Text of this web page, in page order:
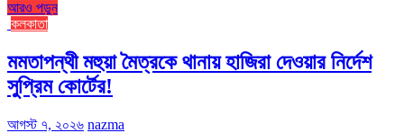
আরও পড়ুন
কলকাতা
মমতাপন্থী মহুয়া মৈত্রকে থানায় হাজিরা দেওয়ার নির্দেশ
সুপ্রিম কোর্টের!
আগস্ট ৭, ২০২৬ nazma